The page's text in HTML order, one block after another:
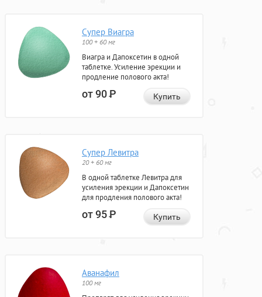
Супер Виагра
100 + 60 мг
Виагра и Дапоксетин в одной
таблетке. Усиление эрекции и
продление полового акта!
от 90Р Купить
Супер Левитра
20 + 60 мг
В одной таблетке Левитра для
усиления эрекции и Дапоксетин
для продления полового акта!
от 95Р Купить
Аванафил
100 мг